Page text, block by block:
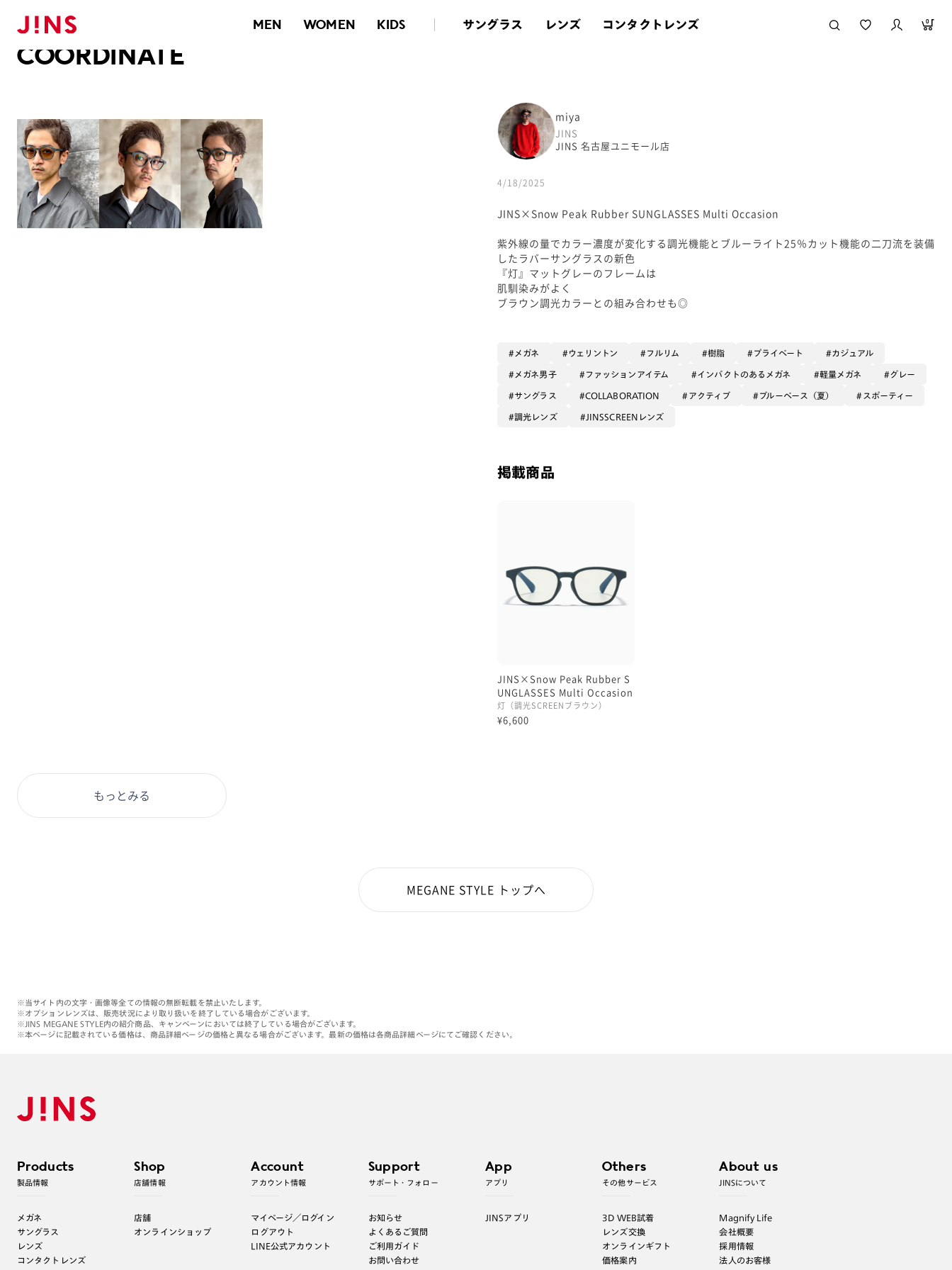
MEN WOMEN KIDS サングラス レンズ コンタクトレンズ 0
メガネのJINS TOP
COORDINATE
miya
JINS
JINS 名古屋ユニモール店
4/18/2025
JINS×Snow Peak Rubber SUNGLASSES Multi Occasion
紫外線の量でカラー濃度が変化する調光機能とブルーライト25％カット機能の二刀流を装備
したラバーサングラスの新色
『灯』マットグレーのフレームは
肌馴染みがよく
ブラウン調光カラーとの組み合わせも◎
メガネ ウェリントン フルリム 樹脂 プライベート カジュアル
メガネ男子 ファッションアイテム インパクトのあるメガネ 軽量メガネ グレー
サングラス COLLABORATION アクティブ ブルーベース（夏） スポーティー
調光レンズ JINSSCREENレンズ
掲載商品
JINS×Snow Peak Rubber S
UNGLASSES Multi Occasion
灯（調光SCREENブラウン）
¥6,600
もっとみる
MEGANE STYLE トップへ
※当サイト内の文字・画像等全ての情報の無断転載を禁止いたします。
※オプションレンズは、販売状況により取り扱いを終了している場合がございます。
※JINS MEGANE STYLE内の紹介商品、キャンペーンにおいては終了している場合がございます。
※本ページに記載されている価格は、商品詳細ページの価格と異なる場合がございます。最新の価格は各商品詳細ページにてご確認ください。
Products
製品情報
メガネ
サングラス
レンズ
コンタクトレンズ
Shop
店舗情報
店舗
オンラインショップ
Account
アカウント情報
マイページ／ログイン
ログアウト
LINE公式アカウント
Support
サポート・フォロー
お知らせ
よくあるご質問
ご利用ガイド
お問い合わせ
App
アプリ
JINSアプリ
Others
その他サービス
3D WEB試着
レンズ交換
オンラインギフト
価格案内
About us
JINSについて
Magnify Life
会社概要
採用情報
法人のお客様